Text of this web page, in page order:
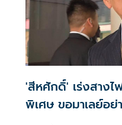
'สีหศักดิ์' เร่งสาง
พิเศษ​​​ ขอมาเลย์​อย่